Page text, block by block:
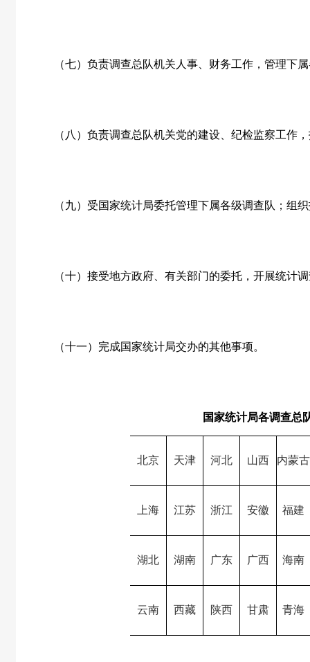
（七）负责调查总队机关人事、财务工作，管理下
（八）负责调查总队机关党的建设、纪检监察工作
（九）受国家统计局委托管理下属各级调查队；组
（十）接受地方政府、有关部门的委托，开展统计
（十一）完成国家统计局交办的其他事项。
国家统计局各调查总
北京 天津 河北 山西 内蒙古
上海 江苏 浙江 安徽 福建
湖北 湖南 广东 广西 海南
云南 西藏 陕西 甘肃 青海